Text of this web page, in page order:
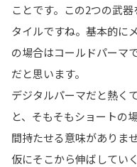
ことです。この2つの武
タイルですね。基本的に
の場合はコールドパーマ
だと思います。
デジタルパーマだと熱く
と、そもそもショートの
間持たせる意味がありませ
仮にそこから伸ばしてい